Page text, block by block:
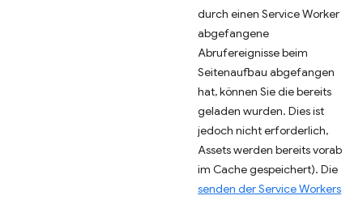
durch einen Service Worker
abgefangene
Abrufereignisse beim
Seitenaufbau abgefangen
hat, können Sie die bereits
geladen wurden. Dies ist
jedoch nicht erforderlich,
Assets werden bereits vorab
im Cache gespeichert). Die
senden der Service Workers